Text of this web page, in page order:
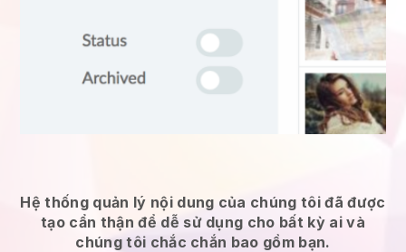
Hệ thống quản lý nội dung của chúng tôi đã được
tạo cẩn thận để dễ sử dụng cho bất kỳ ai và
chúng tôi chắc chắn bao gồm bạn.